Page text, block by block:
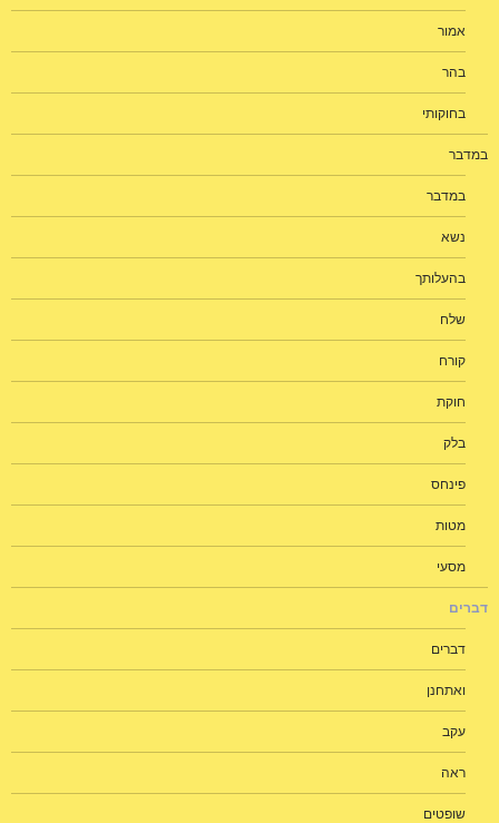
אמור
בהר
בחוקותי
במדבר
במדבר
נשא
בהעלותך
שלח
קורח
חוקת
בלק
פינחס
מטות
מסעי
דברים
דברים
ואתחנן
עקב
ראה
שופטים